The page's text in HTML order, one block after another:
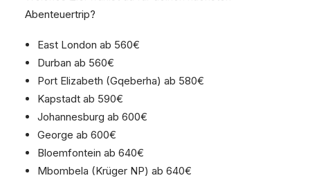
Abenteuertrip?
East London ab 560€
Durban ab 560€
Port Elizabeth (Gqeberha) ab 580€
Kapstadt ab 590€
Johannesburg ab 600€
George ab 600€
Bloemfontein ab 640€
Mbombela (Krüger NP) ab 640€